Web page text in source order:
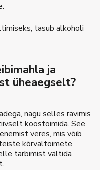
tasub alkoholi
ja
üheaegselt?
nagu selles ravimis
koostoimida. See
veres, mis võib
kõrvaltoimete
tarbimist vältida